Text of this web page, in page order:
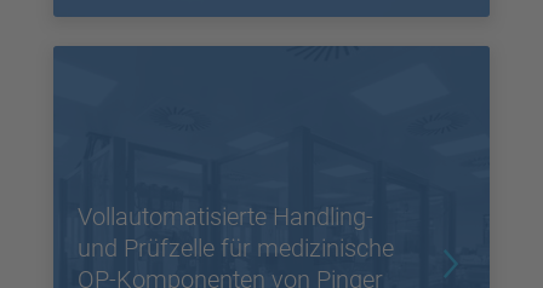
Vollautomatisierte Handling-
und Prüfzelle für medizinische
OP-Komponenten von Pinger